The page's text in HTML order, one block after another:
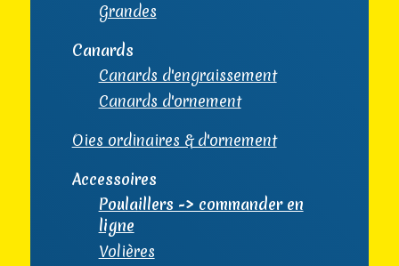
Grandes
Canards
Canards d'engraissement
Canards d'ornement
Oies ordinaires & d'ornement
Accessoires
Poulaillers -> commander en
ligne
Volières